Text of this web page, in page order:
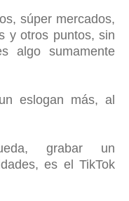
súper mercados,
y otros puntos, sin
algo sumamente
eslogan más, al
grabar un
es el TikTok